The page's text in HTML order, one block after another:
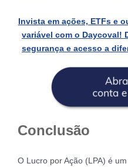
Invista em ações, ETFs e
variável com o Daycoval!
segurança e acesso a
Conclusão
O Lucro por Ação (LPA) é